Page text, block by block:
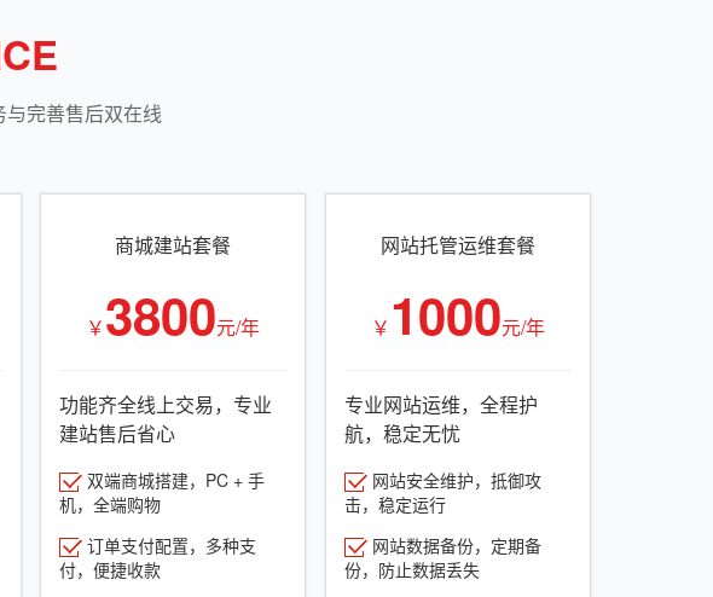
完善售后双在线
商城建站套餐
￥3800元/年
功能齐全线上交易，专业
建站售后省心
双端商城搭建，PC + 手
机，全端购物
订单支付配置，多种支
付，便捷收款
网站托管运维套餐
￥ 1000元/年
专业网站运维，全程护
航，稳定无忧
网站安全维护，抵御攻
击，稳定运行
网站数据备份，定期备
份，防止数据丢失